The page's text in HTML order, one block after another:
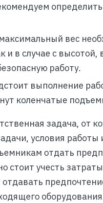
вес
в случае с
работу.
выполнение
коленчатые
задача, от
условия
отдать
стоит учесть